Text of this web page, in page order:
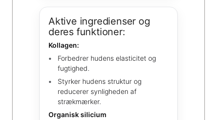
Aktive ingredienser og
deres funktioner:
Kollagen:
Forbedrer hudens elasticitet og
fugtighed.
Styrker hudens struktur og
reducerer synligheden af
strækmærker.
Organisk silicium